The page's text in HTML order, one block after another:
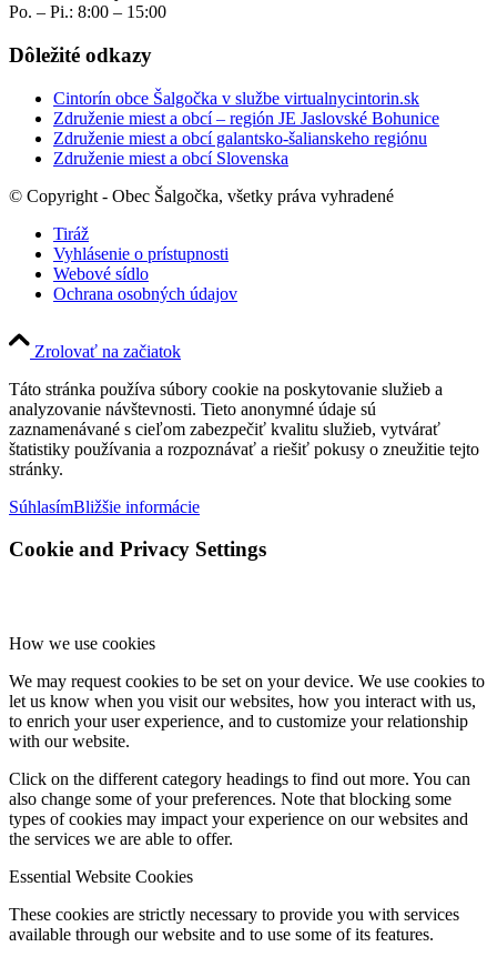
Po. – Pi.: 8:00 – 15:00
Dôležité odkazy
Cintorín obce Šalgočka v službe virtualnycintorin.sk
Združenie miest a obcí – región JE Jaslovské Bohunice
Združenie miest a obcí galantsko-šalianskeho regiónu
Združenie miest a obcí Slovenska
© Copyright - Obec Šalgočka, všetky práva vyhradené
Tiráž
Vyhlásenie o prístupnosti
Webové sídlo
Ochrana osobných údajov
Zrolovať na začiatok
Táto stránka používa súbory cookie na poskytovanie služieb a
analyzovanie návštevnosti. Tieto anonymné údaje sú
zaznamenávané s cieľom zabezpečiť kvalitu služieb, vytvárať
štatistiky používania a rozpoznávať a riešiť pokusy o zneužitie tejto
stránky.
SúhlasímBližšie informácie
Cookie and Privacy Settings
How we use cookies
We may request cookies to be set on your device. We use cookies to
let us know when you visit our websites, how you interact with us,
to enrich your user experience, and to customize your relationship
with our website.
Click on the different category headings to find out more. You can
also change some of your preferences. Note that blocking some
types of cookies may impact your experience on our websites and
the services we are able to offer.
Essential Website Cookies
These cookies are strictly necessary to provide you with services
available through our website and to use some of its features.